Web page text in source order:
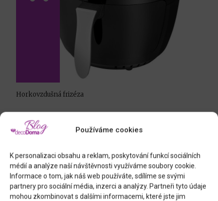
Používáme cookies
K personalizaci obsahu a reklam, poskytování funkcí sociálních
médií a analýze naší návštěvnosti využíváme soubory cookie.
Informace o tom, jak náš web používáte, sdílíme se svými
partnery pro sociální média, inzerci a analýzy. Partneři tyto údaje
mohou zkombinovat s dalšími informacemi, které jste jim
Horkovzdušná frizéza